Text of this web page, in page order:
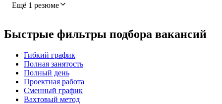
Ещё 1 резюме
Быстрые фильтры подбора вакансий
Гибкий график
Полная занятость
Полный день
Проектная работа
Сменный график
Вахтовый метод